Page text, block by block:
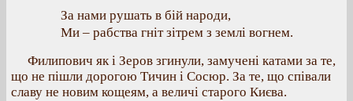
За нами рушать в бій народи,
Ми – рабства гніт зітрем з землі вогнем.
Филипович як і Зеров згинули, замучені катами за те,
що не пішли дорогою Тичин і Сосюр. За те, що співали
славу не новим кощеям, а величі старого Києва.